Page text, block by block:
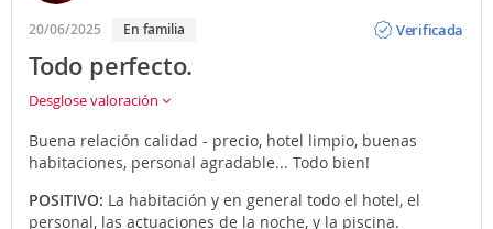
20/06/2025 En familia
Verificada
Todo perfecto.
Desglose valoración
Buena relación calidad - precio, hotel limpio, buenas
habitaciones, personal agradable... Todo bien!
POSITIVO: La habitación y en general todo el hotel, el
personal, las actuaciones de la noche, y la piscina.